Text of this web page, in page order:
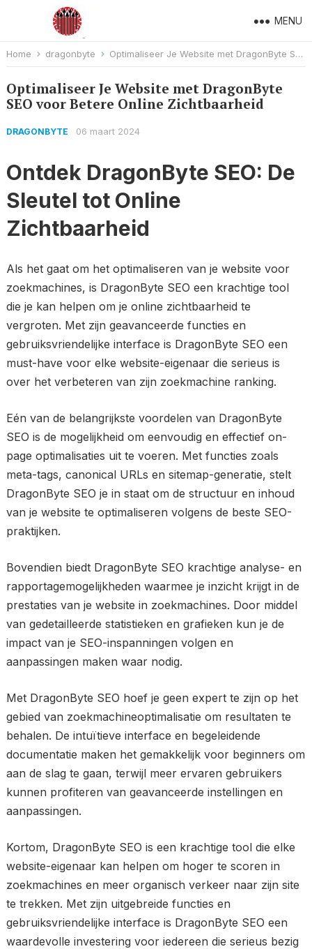
MENU
Home dragonbyte Optimaliseer Je Website met DragonByte SEO voor Betere Online Zichtbaarheid
Optimaliseer Je Website met DragonByte
SEO voor Betere Online Zichtbaarheid
DRAGONBYTE 06 maart 2024
Ontdek DragonByte SEO: De
Sleutel tot Online
Zichtbaarheid
Als het gaat om het optimaliseren van je website voor
zoekmachines, is DragonByte SEO een krachtige tool
die je kan helpen om je online zichtbaarheid te
vergroten. Met zijn geavanceerde functies en
gebruiksvriendelijke interface is DragonByte SEO een
must-have voor elke website-eigenaar die serieus is
over het verbeteren van zijn zoekmachine ranking.
Eén van de belangrijkste voordelen van DragonByte
SEO is de mogelijkheid om eenvoudig en effectief on-
page optimalisaties uit te voeren. Met functies zoals
meta-tags, canonical URLs en sitemap-generatie, stelt
DragonByte SEO je in staat om de structuur en inhoud
van je website te optimaliseren volgens de beste SEO-
praktijken.
Bovendien biedt DragonByte SEO krachtige analyse- en
rapportagemogelijkheden waarmee je inzicht krijgt in de
prestaties van je website in zoekmachines. Door middel
van gedetailleerde statistieken en grafieken kun je de
impact van je SEO-inspanningen volgen en
aanpassingen maken waar nodig.
Met DragonByte SEO hoef je geen expert te zijn op het
gebied van zoekmachineoptimalisatie om resultaten te
behalen. De intuïtieve interface en begeleidende
documentatie maken het gemakkelijk voor beginners om
aan de slag te gaan, terwijl meer ervaren gebruikers
kunnen profiteren van geavanceerde instellingen en
aanpassingen.
Kortom, DragonByte SEO is een krachtige tool die elke
website-eigenaar kan helpen om hoger te scoren in
zoekmachines en meer organisch verkeer naar zijn site
te trekken. Met zijn uitgebreide functies en
gebruiksvriendelijke interface is DragonByte SEO een
waardevolle investering voor iedereen die serieus bezig